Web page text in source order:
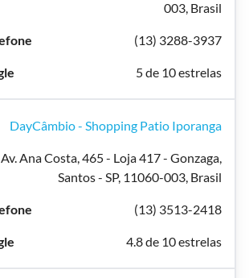
003, Brasil
(13) 3288-3937
5 de 10 estrelas
DayCâmbio - Shopping Patio Iporanga
Av. Ana Costa, 465 - Loja 417 - Gonzaga,
Santos - SP, 11060-003, Brasil
(13) 3513-2418
4.8 de 10 estrelas